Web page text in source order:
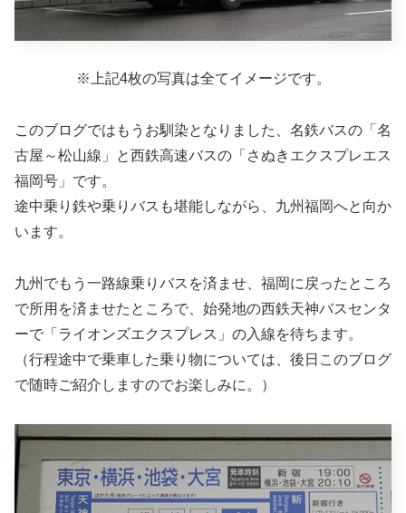
※上記4枚の写真は全てイメージです。
このブログではもうお馴染となりました、名鉄バスの「名
古屋～松山線」と西鉄高速バスの「さぬきエクスプレエス
福岡号」です。
途中乗り鉄や乗りバスも堪能しながら、九州福岡へと向か
います。
九州でもう一路線乗りバスを済ませ、福岡に戻ったところ
で所用を済ませたところで、始発地の西鉄天神バスセンタ
ーで「ライオンズエクスプレス」の入線を待ちます。
（行程途中で乗車した乗り物については、後日このブログ
で随時ご紹介しますのでお楽しみに。）